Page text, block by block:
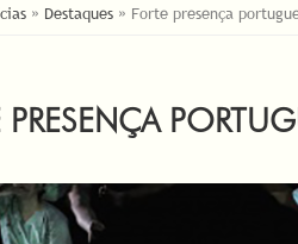
» Destaques » Forte presença
PRESENÇA